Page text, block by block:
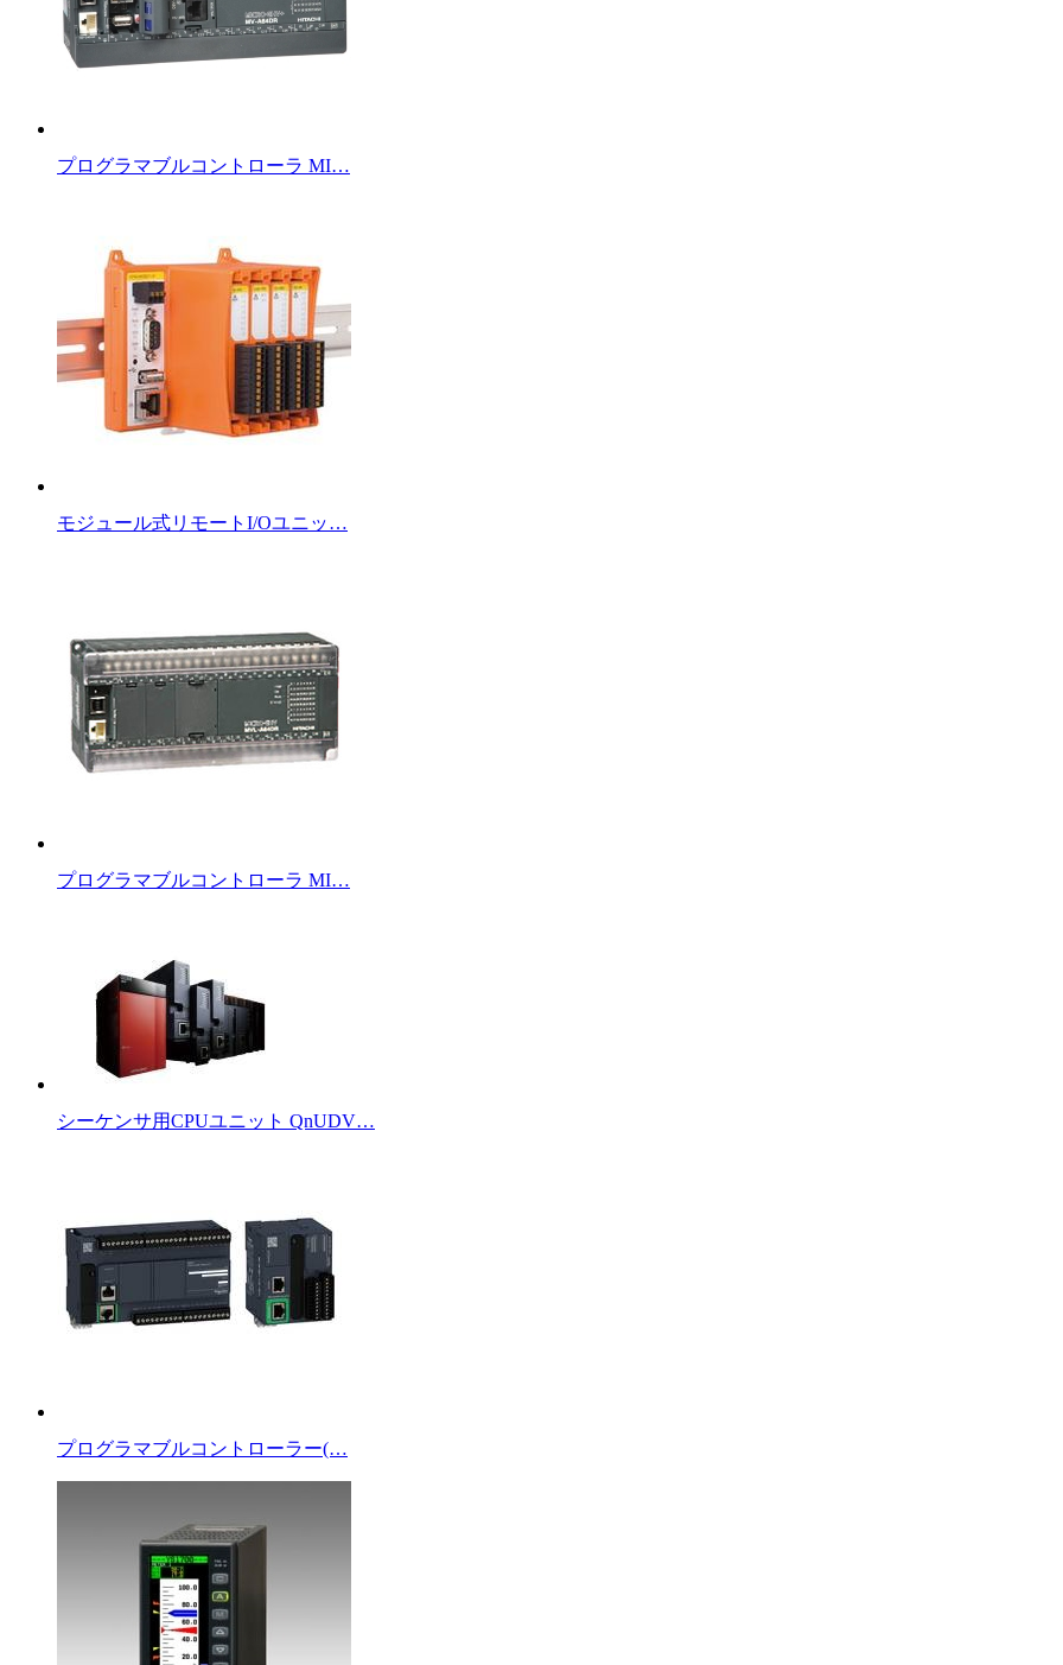
プログラマブルコントローラ MI…
モジュール式リモートI/Oユニッ…
プログラマブルコントローラ MI…
シーケンサ用CPUユニット QnUDV…
プログラマブルコントローラー(…